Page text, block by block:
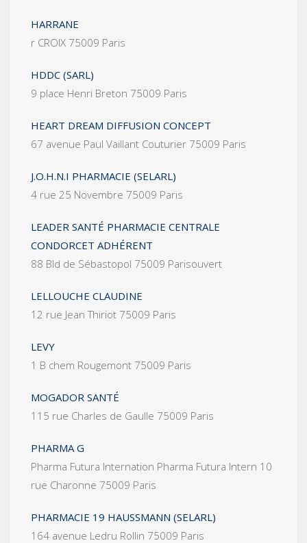
HARRANE
r CROIX 75009 Paris
HDDC (SARL)
9 place Henri Breton 75009 Paris
HEART DREAM DIFFUSION CONCEPT
67 avenue Paul Vaillant Couturier 75009 Paris
J.O.H.N.I PHARMACIE (SELARL)
4 rue 25 Novembre 75009 Paris
LEADER SANTÉ PHARMACIE CENTRALE
CONDORCET ADHÉRENT
88 Bld de Sébastopol 75009 Parisouvert
LELLOUCHE CLAUDINE
12 rue Jean Thiriot 75009 Paris
LEVY
1 B chem Rougemont 75009 Paris
MOGADOR SANTÉ
115 rue Charles de Gaulle 75009 Paris
PHARMA G
Pharma Futura Internation Pharma Futura Intern 10
rue Charonne 75009 Paris
PHARMACIE 19 HAUSSMANN (SELARL)
164 avenue Ledru Rollin 75009 Paris